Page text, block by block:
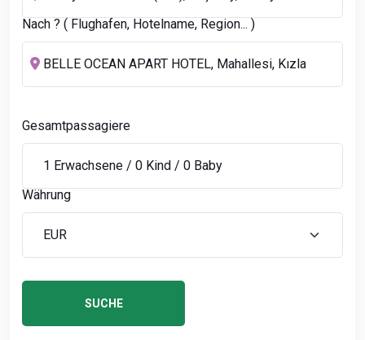
Nach ? ( Flughafen, Hotelname, Region... )
Gesamtpassagiere
Währung
SUCHE